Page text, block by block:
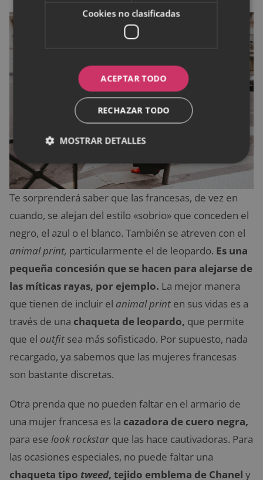
Te sorprenderá saber que las francesas, de vez en
cuando, se alejan del estilo «sobrio» que conceden el
negro, el azul o el blanco. También se atreven con el
animal print, particularmente el de leopardo. Es una
pequeña concesión que se hacen para alejarse de
las míticas rayas, por ejemplo. La mejor manera
que tienen de incluir el animal print en sus vidas es a
través de una chaqueta de leopardo, que permite
que el outfit sea más sofisticado. Por supuesto, nada
recargado, ya sabemos que las mujeres francesas
son bastante discretas.
Otra prenda que no pueden faltar en el armario de
una mujer francesa es la cazadora de cuero negra,
para ese look rockstar que las hace cautivadoras. Para
las ocasiones especiales, no puede faltar una
chaqueta tipo tweed, tejido emblema de Chanel y
Cookies no clasificadas
ACEPTAR TODO
RECHAZAR TODO
MOSTRAR DETALLES